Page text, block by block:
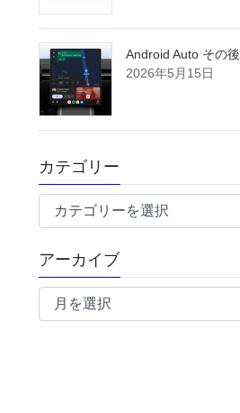
Android Auto その後
2026年5月15日
カテゴリー
テ
リ
ー
アーカイブ
ア